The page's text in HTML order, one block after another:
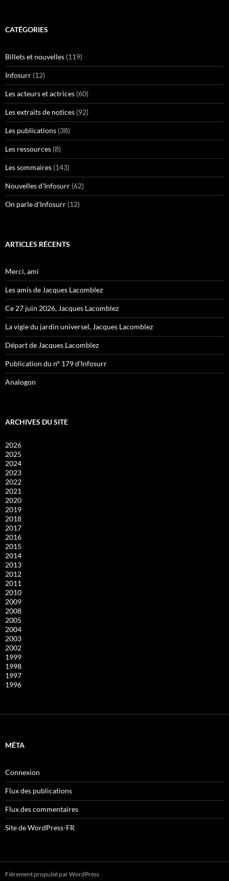
CATÉGORIES
Billets et nouvelles (119)
Infosurr (12)
Les acteurs et actrices (60)
Les extraits de notices (92)
Les publications (38)
Les ressources (8)
Les sommaires (143)
Nouvelles d'Infosurr (62)
On parle d'Infosurr (12)
ARTICLES RÉCENTS
Merci, ami
Les amis de Jacques Lacomblez
Ce 27 juin 2026, Jacques Lacomblez
La vigie du jardin universel, Jacques Lacomblez
Départ de Jacques Lacomblez
Publication du n° 179 d’Infosurr
Analogon
ARCHIVES DU SITE
2026
2025
2024
2023
2022
2021
2020
2019
2018
2017
2016
2015
2014
2013
2012
2011
2010
2009
2008
2005
2004
2003
2002
1999
1998
1997
1996
MÉTA
Connexion
Flux des publications
Flux des commentaires
Site de WordPress-FR
Fièrement propulsé par WordPress